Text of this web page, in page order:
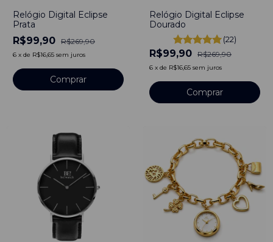
Relógio Digital Eclipse
Prata
R$99,90 R$269,90
6 x de R$16,65 sem juros
Relógio Digital Eclipse
Dourado
(22)
R$99,90 R$269,90
6 x de R$16,65 sem juros